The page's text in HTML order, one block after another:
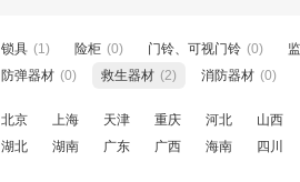
锁具 (1) 险柜 (0) 门铃、可视门铃 (0)
防弹器材 (0) 救生器材 (2) 消防器材 (0)
北京 上海 天津 重庆 河北 山西
湖北
湖南 广东 广西 海南 四川